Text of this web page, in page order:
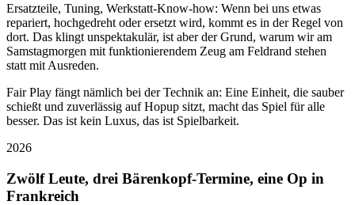
Ersatzteile, Tuning, Werkstatt-Know-how: Wenn bei uns etwas
repariert, hochgedreht oder ersetzt wird, kommt es in der Regel von
dort. Das klingt unspektakulär, ist aber der Grund, warum wir am
Samstagmorgen mit funktionierendem Zeug am Feldrand stehen
statt mit Ausreden.
Fair Play fängt nämlich bei der Technik an: Eine Einheit, die sauber
schießt und zuverlässig auf Hopup sitzt, macht das Spiel für alle
besser. Das ist kein Luxus, das ist Spielbarkeit.
2026
Zwölf Leute, drei Bärenkopf-Termine, eine Op in
Frankreich